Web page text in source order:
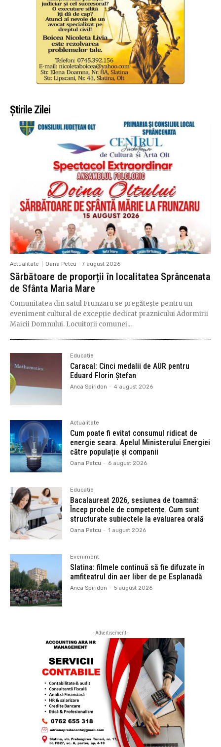
Știrile Zilei
Actualitate Oana Petcu - 7 august 2026
Sărbătoare de proporții în localitatea Sprâncenata
de Sfânta Maria Mare
Comunitatea din satul Frunzaru se pregătește pentru un
eveniment cultural de excepție dedicat praznicului Adormirii
Maicii Domnului. Locuitorii comunei...
Educație
Caracal: Cinci medalii de AUR pentru
Eduard Florin Ștefan
Anca Spiridon - 4 august 2026
Actualitate
Cum poate fi evitat consumul ridicat de
energie seara. Apelul Ministerului Energiei
către populație și companii
Oana Petcu - 6 august 2026
Educație
Bacalaureat 2026, sesiunea de toamnă:
Încep probele de competențe. Cum sunt
structurate subiectele la evaluarea orală
Oana Petcu - 1 august 2026
Eveniment
Slatina: filmele continuă să fie difuzate în
amfiteatrul din aer liber de pe Esplanadă
Anca Spiridon - 5 august 2026
- Advertisement -